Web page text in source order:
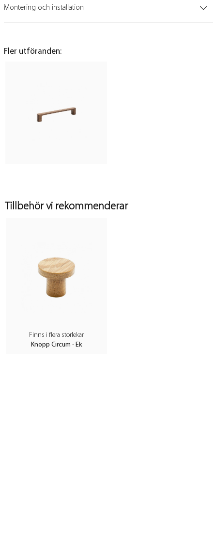
Montering och installation
Fler utföranden:
Tillbehör vi rekommenderar
Finns i flera storlekar
Knopp Circum - Ek